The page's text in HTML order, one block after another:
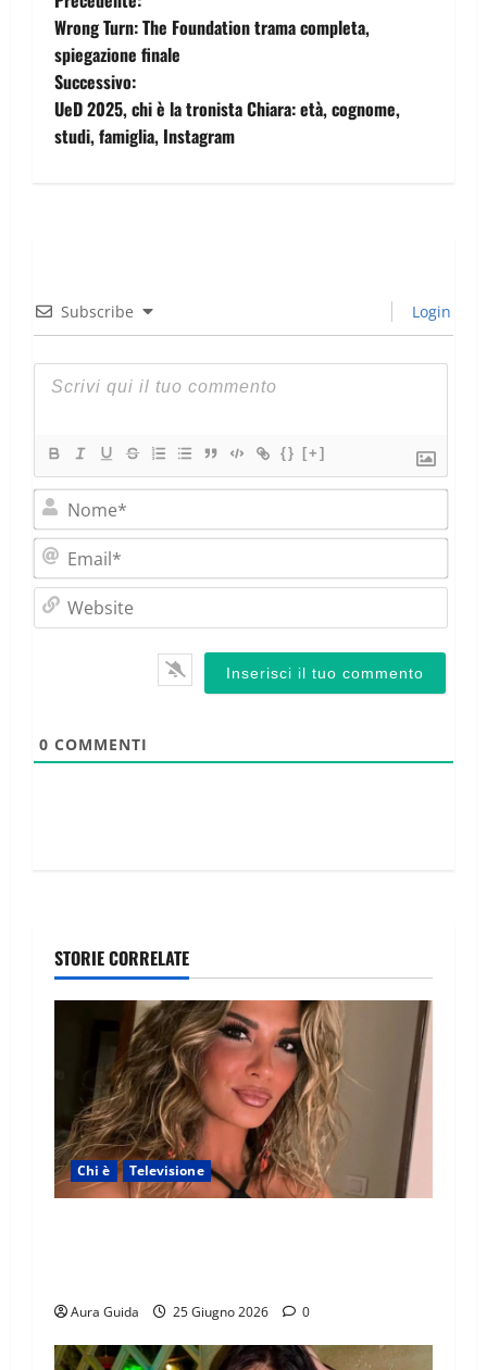
Wrong Turn: The Foundation trama completa,
spiegazione finale
Successivo:
UeD 2025, chi è la tronista Chiara: età, cognome,
studi, famiglia, Instagram
Subscribe Login
{} [+]
0 COMMENTI
STORIE CORRELATE
Chi è Televisione
Aura Guida 25 Giugno 2026 0